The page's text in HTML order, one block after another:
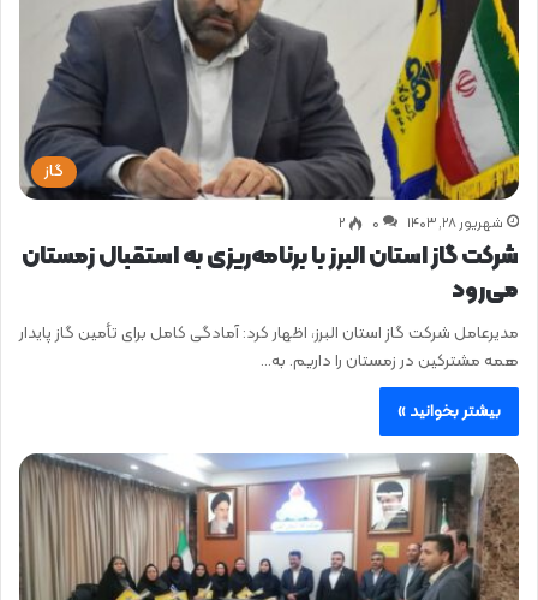
گاز
شهریور ۲۸, ۱۴۰۳ 0 ۲
شرکت گاز استان البرز با برنامه‌ریزی به استقبال زمستان
می‌رود
مدیرعامل شرکت گاز استان البرز، اظهار کرد: آمادگی کامل برای تأمین گاز پایدار
همه مشترکین در زمستان را داریم. به…
بیشتر بخوانید »